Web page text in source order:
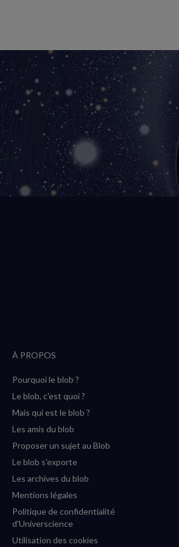
À PROPOS
Pourquoi le blob ?
Le blob, c'est quoi ?
Mais qui est le blob ?
Les amis du blob
Proposer un sujet au Blob
Le blob s'exporte
Les archives du blob
Mentions légales
Politique de confidentialité
d'Universcience
Utilisation des cookies